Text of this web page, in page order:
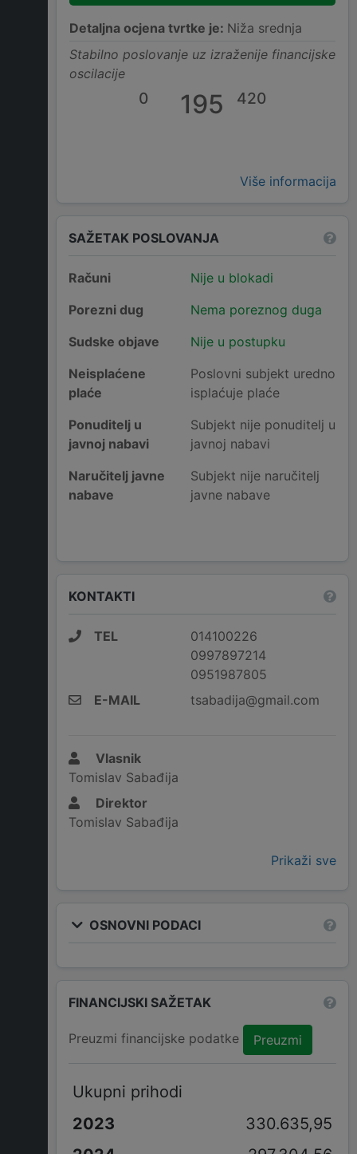
Detaljna ocjena tvrtke je: Niža srednja
Stabilno poslovanje uz izraženije financijske
oscilacije
0 195 420
Više informacija
SAŽETAK POSLOVANJA
Računi
Nije u blokadi
Porezni dug
Nema poreznog duga
Sudske objave
Nije u postupku
Neisplaćene
plaće
Poslovni subjekt uredno
isplaćuje plaće
Ponuditelj u
javnoj nabavi
Subjekt nije ponuditelj u
javnoj nabavi
Naručitelj javne
nabave
Subjekt nije naručitelj
javne nabave
KONTAKTI
TEL
014100226
0997897214
0951987805
E-MAIL
tsabadija@gmail.com
Vlasnik
Tomislav Sabađija
Direktor
Tomislav Sabađija
Prikaži sve
OSNOVNI PODACI
FINANCIJSKI SAŽETAK
Preuzmi financijske podatke Preuzmi
Ukupni prihodi
330.635,95